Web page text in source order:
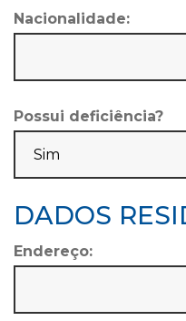
Nacionalidade:
Possui deficiência?
DADOS
Endereço: